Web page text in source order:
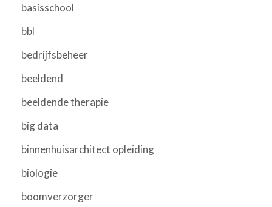
basisschool
bbl
bedrijfsbeheer
beeldend
beeldende therapie
big data
binnenhuisarchitect opleiding
biologie
boomverzorger